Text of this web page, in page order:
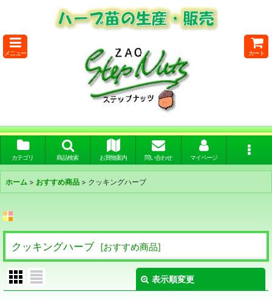
メニュー カート
カテゴリ 商品検索 お買物案内 問い合わせ マイページ
ホーム > おすすめ商品 > クッキングハーブ
クッキングハーブ [おすすめ商品]
表示順変更